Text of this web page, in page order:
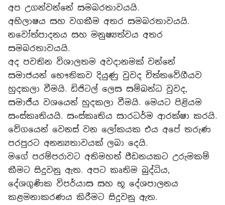
අප උගන්වන්නේ සමබරතාවයයි.
අභිලාෂය සහ වගකීම අතර සමබරතාවයයි.
නවෝත්පාදනය සහ මනුෂ්‍යත්වය අතර
සමබරතාවයයි.
අද පවතින විශාලතම අවදානමක් වන්නේ
සමාජයන් භෞතිකව දියුණු වුවද චිත්තවේගීයව
හුදකලා වීමයි. ඩිජිටල් ලෙස සම්බන්ධ වුවද,
සමාජීය වශයෙන් හුදකලා වීමයි. මෙයට පිළියම
සංස්කෘතියයි. සංස්කෘතිය සාරධර්ම ආරක්ෂා කරයි.
වේගයෙන් වෙනස් වන ලෝකයක එය අපේ තරුණ
පරපුරට අනන්‍යතාවයක් ලබා දෙයි.
මගේ පරම්පරාවට අතිමහත් පීඩනයකට උරුමකම්
කීමට සිදුවනු ඇත. අපට කෘතිම බුද්ධිය,
දේශගුණික විපර්යාස සහ භූ දේශපාලනය
කළමනාකරණය කිරීමට සිදුවනු ඇත.